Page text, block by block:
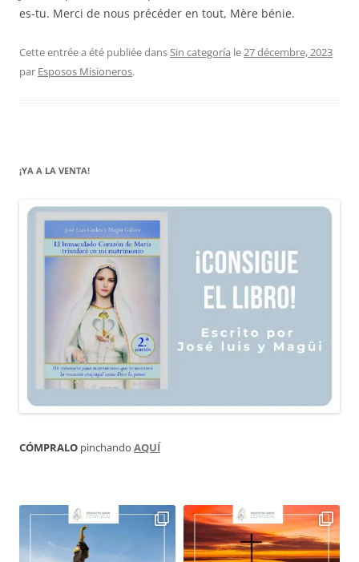
es-tu. Merci de nous précéder en tout, Mère bénie.
Cette entrée a été publiée dansSin categoría le27 décembre, 2023
par Esposos Misioneros.
¡YA A LA VENTA!
CÓMPRALO pinchando AQUÍ